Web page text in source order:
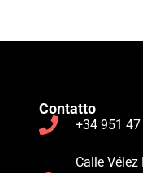
Contatto
+34 951
Calle